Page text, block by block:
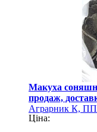
Макуха
продаж,
Аграрник К, ПП
Ціна: